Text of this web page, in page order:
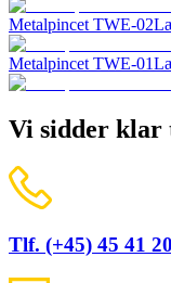
Metalpincet TWE-02
Metalpincet TWE-01
Vi sidder
Tlf. (+45) 45 41